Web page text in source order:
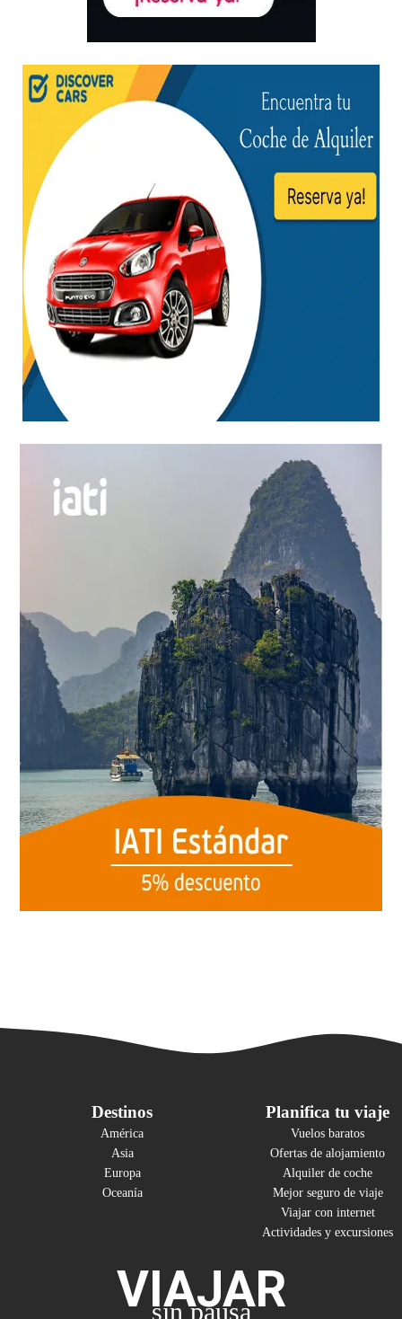
Destinos
América
Asia
Europa
Oceanía
Planifica tu viaje
Vuelos baratos
Ofertas de alojamiento
Alquiler de coche
Mejor seguro de viaje
Viajar con internet
Actividades y excursiones
VIAJAR
sin pausa